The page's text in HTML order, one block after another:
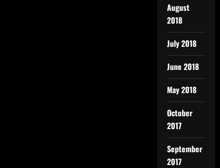
August
2018
July 2018
June 2018
May 2018
October
2017
September
2017